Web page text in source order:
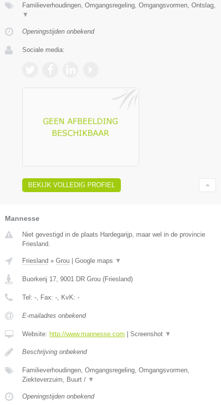
Familieverhoudingen, Omgangsregeling, Omgangsvormen, Ontslag,
▼
Openingstijden onbekend
Sociale media:
BEKIJK VOLLEDIG PROFIEL
Mannesse
Niet gevestigd in de plaats Hardegarijp, maar wel in de provincie
Friesland.
Friesland » Grou Google maps ▼
Buorkerij 17, 9001 DR Grou (Friesland)
Tel: -, Fax: -, KvK: -
E-mailadres onbekend
Website: http://www.mannesse.com Screenshot ▼
Beschrijving onbekend
Familieverhoudingen, Omgangsregeling, Omgangsvormen,
Ziekteverzuim, Buurt / ▼
Openingstijden onbekend